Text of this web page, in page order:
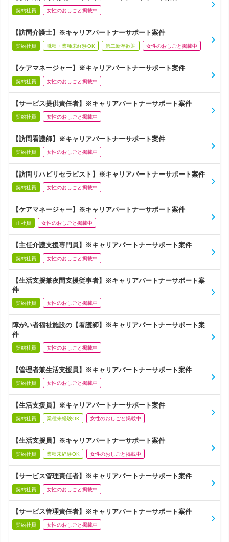
契約社員 女性のおしごと掲載中
【訪問介護士】※キャリアパートナーサポート案件
契約社員 職種・業種未経験OK 第二新卒歓迎 女性のおしごと掲載中
【ケアマネージャー】※キャリアパートナーサポート案件
契約社員 女性のおしごと掲載中
【サービス提供責任者】※キャリアパートナーサポート案件
契約社員 女性のおしごと掲載中
【訪問看護師】※キャリアパートナーサポート案件
契約社員 女性のおしごと掲載中
【訪問リハビリセラピスト】※キャリアパートナーサポート案件
契約社員 女性のおしごと掲載中
【ケアマネージャー】※キャリアパートナーサポート案件
正社員 女性のおしごと掲載中
【主任介護支援専門員】※キャリアパートナーサポート案件
契約社員 女性のおしごと掲載中
【生活支援兼夜間支援従事者】※キャリアパートナーサポート案
件
契約社員 女性のおしごと掲載中
障がい者福祉施設の【看護師】※キャリアパートナーサポート案
件
契約社員 女性のおしごと掲載中
【管理者兼生活支援員】※キャリアパートナーサポート案件
契約社員 女性のおしごと掲載中
【生活支援員】※キャリアパートナーサポート案件
契約社員 業種未経験OK 女性のおしごと掲載中
【生活支援員】※キャリアパートナーサポート案件
契約社員 業種未経験OK 女性のおしごと掲載中
【サービス管理責任者】※キャリアパートナーサポート案件
契約社員 女性のおしごと掲載中
【サービス管理責任者】※キャリアパートナーサポート案件
契約社員 女性のおしごと掲載中